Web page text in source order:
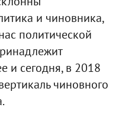
и чиновника,
политической
и сегодня, в 2018
чиновного